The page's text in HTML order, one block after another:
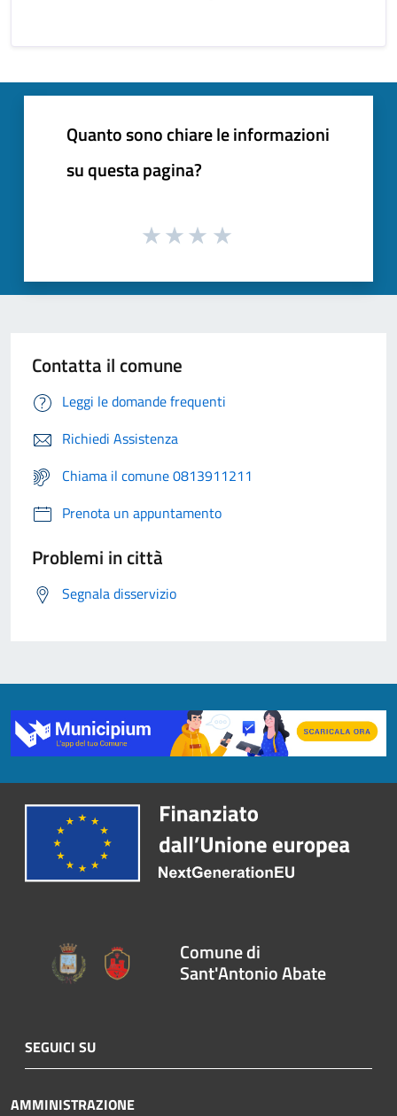
Quanto sono chiare le informazioni
su questa pagina?
Contatta il comune
Leggi le domande frequenti
Richiedi Assistenza
Chiama il comune 0813911211
Prenota un appuntamento
Problemi in città
Segnala disservizio
Comune di
Sant'Antonio Abate
SEGUICI SU
AMMINISTRAZIONE